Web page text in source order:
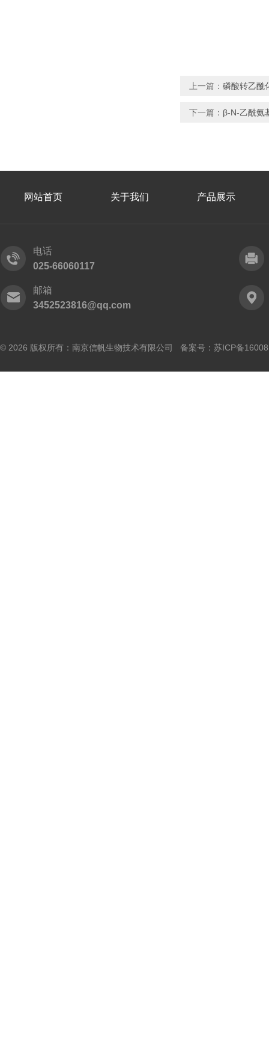
上一篇： 磷酸转乙酰
下一篇： β-N-乙酰氨
网站首页 关于我们 产品展示
电话
025-66060117
邮箱
3452523816@qq.com
© 2026 版权所有：南京信帆生物技术有限公司 备案号： 苏ICP备